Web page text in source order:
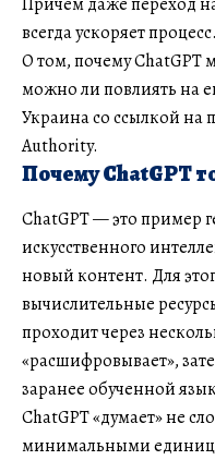
всегда ускоряет процесс.
О том, почему ChatGPT
можно ли повлиять на
Украина со ссылкой на
Authority.
Почему ChatGPT
ChatGPT — это пример
искусственного
новый контент. Для
вычислительные
проходит через
«расшифровывает»,
заранее обученной
ChatGPT «думает» не
минимальными